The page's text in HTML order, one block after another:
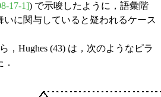
17-1]) で示唆したように，語彙階
いに関与していると疑われるケース
，Hughes (43) は，次のようなピラ